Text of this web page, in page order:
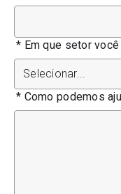
* Em que setor você
* Como podemos